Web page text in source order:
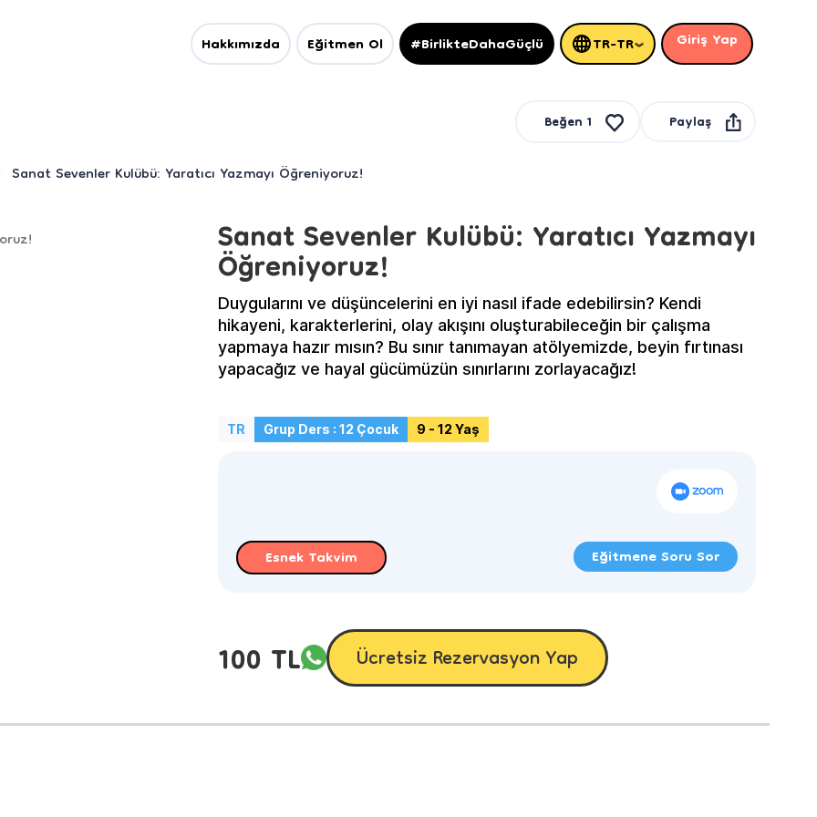
Hakkımızda Eğitmen Ol #BirlikteDahaGüçlü TR-TR Giriş Yap
Beğen1 Paylaş
Sanat Sevenler Kulübü: Yaratıcı Yazmayı Öğreniyoruz!
Sanat Sevenler Kulübü: Yaratıcı Yazmayı
Öğreniyoruz!
Duygularını ve düşüncelerini en iyi nasıl ifade edebilirsin? Kendi
hikayeni, karakterlerini, olay akışını oluşturabileceğin bir çalışma
yapmaya hazır mısın? Bu sınır tanımayan atölyemizde, beyin fırtınası
yapacağız ve hayal gücümüzün sınırlarını zorlayacağız!
TR Grup Ders : 12 Çocuk 9 - 12 Yaş
Esnek Takvim Eğitmene Soru Sor
100 TL Ücretsiz Rezervasyon Yap